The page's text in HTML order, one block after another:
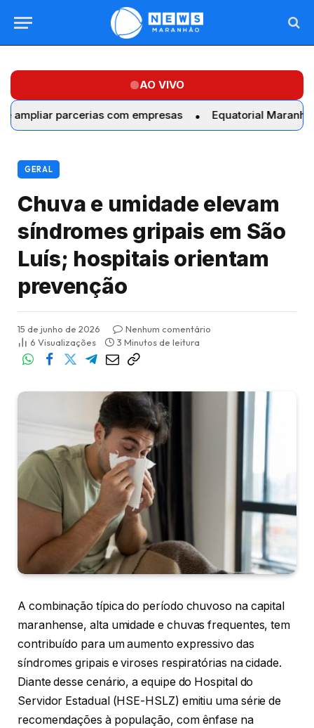
AO VIVO
parcerias com empresas Equatorial Maranhão realiza
GERAL
Chuva e umidade elevam
síndromes gripais em São
Luís; hospitais orientam
prevenção
15 de junho de 2026
Nenhum comentário
6 Visualizações 3 Minutos de leitura
A combinação típica do período chuvoso na capital
maranhense, alta umidade e chuvas frequentes, tem
contribuído para um aumento expressivo das
síndromes gripais e viroses respiratórias na cidade.
Diante desse cenário, a equipe do Hospital do
Servidor Estadual (HSE-HSLZ) emitiu uma série de
recomendações à população, com ênfase na